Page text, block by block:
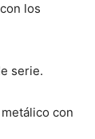
los
serie.
con